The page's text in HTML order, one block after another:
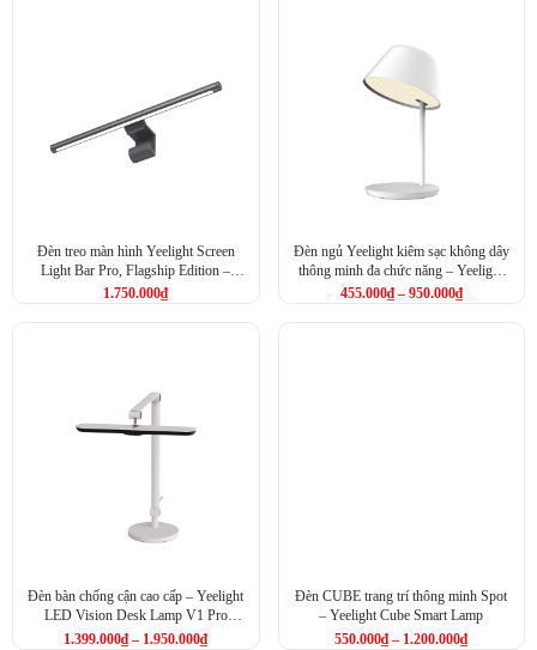
Đèn treo màn hình Yeelight Screen
Light Bar Pro, Flagship Edition –
Yeelight Gaming Screen Bar Pro
1.750.000₫
Đèn ngủ Yeelight kiêm sạc không dây
thông minh đa chức năng – Yeelight
Staria Bedside Lamp Pro
455.000₫ – 950.000₫
Đèn bàn chống cận cao cấp – Yeelight
LED Vision Desk Lamp V1 Pro
(YLTD06YL)
1.399.000₫ – 1.950.000₫
Đèn CUBE trang trí thông minh Spot
– Yeelight Cube Smart Lamp
550.000₫ – 1.200.000₫